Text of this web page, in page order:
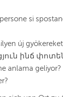
si
új
ինճ
anlama geliyor?